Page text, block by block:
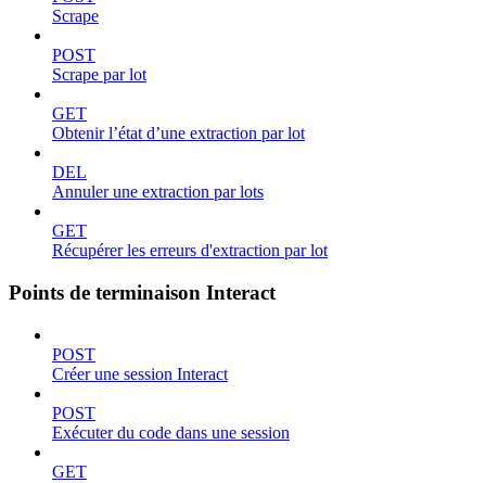
Scrape
POST
Scrape par lot
GET
Obtenir l’état d’une extraction par lot
DEL
Annuler une extraction par lots
GET
Récupérer les erreurs d'extraction par lot
Points de terminaison Interact
POST
Créer une session Interact
POST
Exécuter du code dans une session
GET